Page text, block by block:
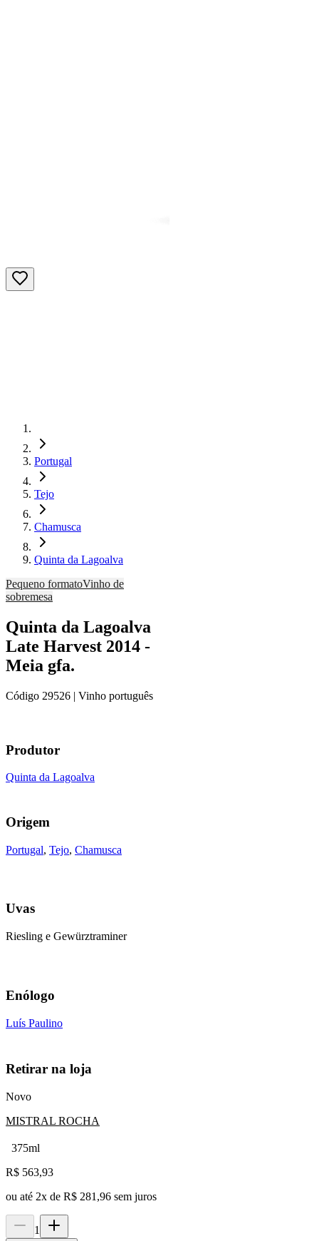
Portugal
Tejo
Chamusca
Quinta da Lagoalva
Pequeno formatoVinho de
sobremesa
Quinta da Lagoalva
Late Harvest 2014 -
Meia gfa.
Código 29526 | Vinho português
Produtor
Quinta da Lagoalva
Origem
Portugal, Tejo, Chamusca
Uvas
Riesling e Gewürztraminer
Enólogo
Luís Paulino
Retirar na loja
Novo
MISTRAL ROCHA
375ml
R$ 563,93
ou até 2x de R$ 281,96 sem juros
1